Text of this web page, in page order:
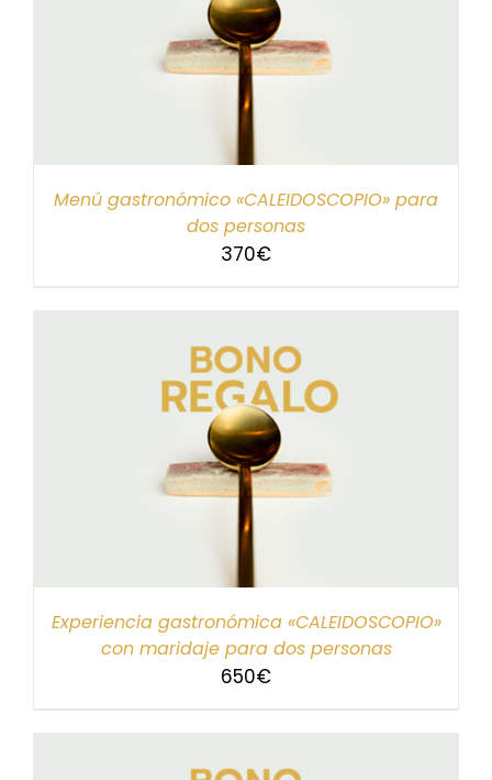
Menú gastronómico «CALEIDOSCOPIO» para
dos personas
370€
Experiencia gastronómica «CALEIDOSCOPIO»
con maridaje para dos personas
650€